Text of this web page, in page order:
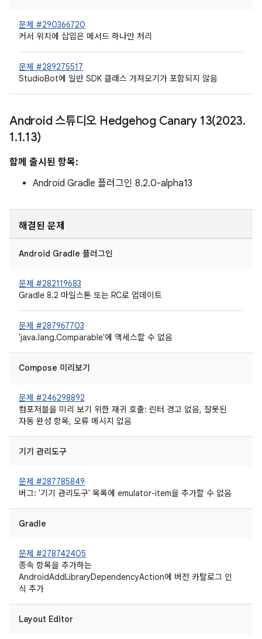
문제 #290366720
커서 위치에 삽입은 메서드 하나만 처리
문제 #289275517
StudioBot에 일반 SDK 클래스 가져오기가 포함되지 않음
Android 스튜디오 Hedgehog Canary 13(2023.
1.1.13)
함께 출시된 항목:
Android Gradle 플러그인 8.2.0-alpha13
해결된 문제
Android Gradle 플러그인
문제 #282119683
Gradle 8.2 마일스톤 또는 RC로 업데이트
문제 #287967703
'java.lang.Comparable'에 액세스할 수 없음
Compose 미리보기
문제 #246298892
컴포저블을 미리 보기 위한 재귀 호출: 린터 경고 없음, 잘못된
자동 완성 항목, 오류 메시지 없음
기기 관리도구
문제 #287785849
버그: '기기 관리도구' 목록에 emulator-item을 추가할 수 없음
Gradle
문제 #278742405
종속 항목을 추가하는
AndroidAddLibraryDependencyAction에 버전 카탈로그 인
식 추가
Layout Editor